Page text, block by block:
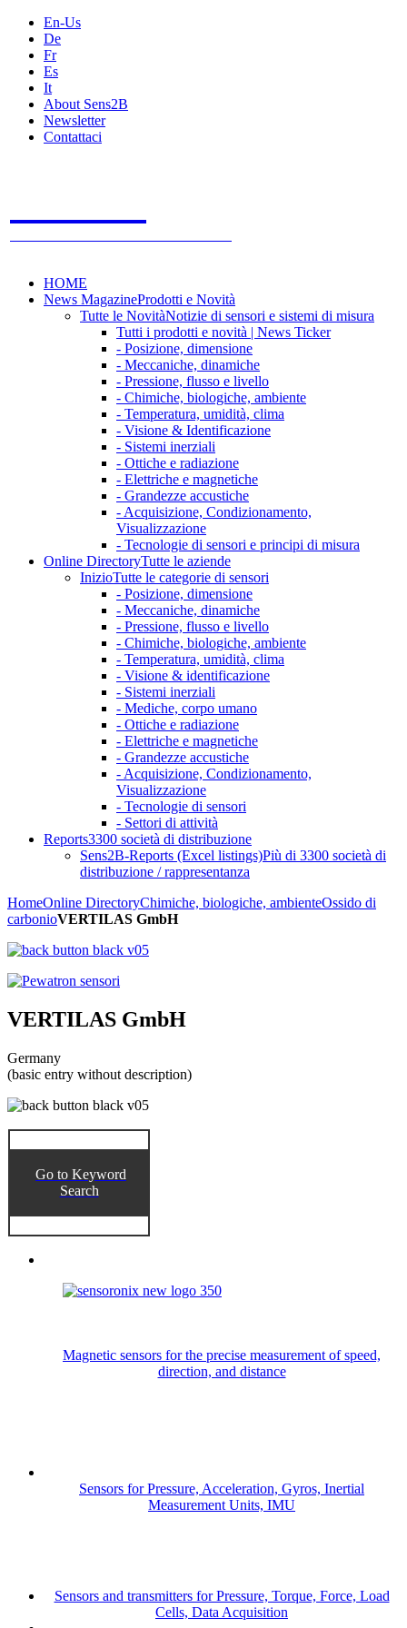
En-Us
De
Fr
Es
It
About Sens2B
Newsletter
Contattaci
HOME
News MagazineProdotti e Novità
Tutte le NovitàNotizie di sensori e sistemi di misura
Tutti i prodotti e novità | News Ticker
- Posizione, dimensione
- Meccaniche, dinamiche
- Pressione, flusso e livello
- Chimiche, biologiche, ambiente
- Temperatura, umidità, clima
- Visione & Identificazione
- Sistemi inerziali
- Ottiche e radiazione
- Elettriche e magnetiche
- Grandezze accustiche
- Acquisizione, Condizionamento,
Visualizzazione
- Tecnologie di sensori e principi di misura
Online DirectoryTutte le aziende
InizioTutte le categorie di sensori
- Posizione, dimensione
- Meccaniche, dinamiche
- Pressione, flusso e livello
- Chimiche, biologiche, ambiente
- Temperatura, umidità, clima
- Visione & identificazione
- Sistemi inerziali
- Mediche, corpo umano
- Ottiche e radiazione
- Elettriche e magnetiche
- Grandezze accustiche
- Acquisizione, Condizionamento,
Visualizzazione
- Tecnologie di sensori
- Settori di attività
Reports3300 società di distribuzione
Sens2B-Reports (Excel listings)Più di 3300 società di
distribuzione / rappresentanza
HomeOnline DirectoryChimiche, biologiche, ambienteOssido di
carbonioVERTILAS GmbH
VERTILAS GmbH
Germany
(basic entry without description)
Go to Keyword
Search
Magnetic sensors for the precise measurement of speed,
direction, and distance
Sensors for Pressure, Acceleration, Gyros, Inertial
Measurement Units, IMU
Sensors and transmitters for Pressure, Torque, Force, Load
Cells, Data Acquisition